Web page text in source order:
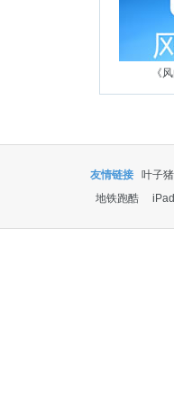
《
友情链接 叶子
地铁跑酷